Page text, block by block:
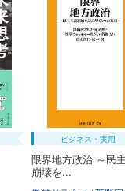
ビジネス・実用
限界地方政治 ～民
崩壊を...